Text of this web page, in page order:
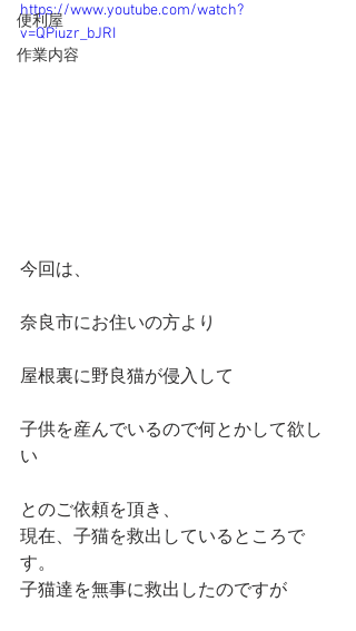
便利屋
作業内容
https://www.youtube.com/watch?
v=QPiuzr_bJRI
今回は、
奈良市にお住いの方より
屋根裏に野良猫が侵入して
子供を産んでいるので何とかして欲し
い
とのご依頼を頂き、
現在、子猫を救出しているところで
す。
子猫達を無事に救出したのですが